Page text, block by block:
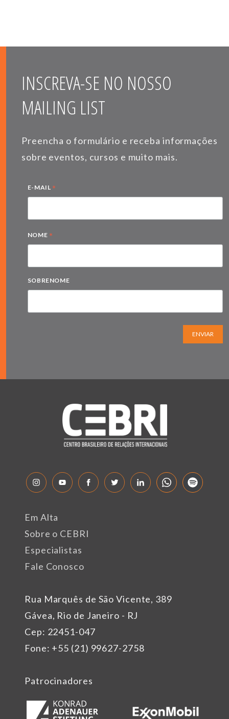
INSCREVA-SE NO NOSSO
MAILING LIST
Preencha o formulário e receba informações
sobre eventos, cursos e muito mais.
E-MAIL *
NOME *
SOBRENOME
ENVIAR
Rua Marquês de São Vicente, 389
Gávea, Rio de Janeiro - RJ
Cep: 22451-047
Fone: +55 (21) 99627-2758
Em Alta
Sobre o CEBRI
Especialistas
Fale Conosco
Patrocinadores